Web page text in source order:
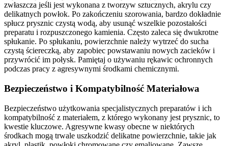
zwłaszcza jeśli jest wykonana z tworzyw sztucznych, akrylu czy
delikatnych powłok. Po zakończeniu szorowania, bardzo dokładnie
spłucz prysznic czystą wodą, aby usunąć wszelkie pozostałości
preparatu i rozpuszczonego kamienia. Często zaleca się dwukrotne
spłukanie. Po spłukaniu, powierzchnie należy wytrzeć do sucha
czystą ściereczką, aby zapobiec powstawaniu nowych zacieków i
przywrócić im połysk. Pamiętaj o używaniu rękawic ochronnych
podczas pracy z agresywnymi środkami chemicznymi.
Bezpieczeństwo i Kompatybilność Materiałowa
Bezpieczeństwo użytkowania specjalistycznych preparatów i ich
kompatybilność z materiałem, z którego wykonany jest prysznic, to
kwestie kluczowe. Agresywne kwasy obecne w niektórych
środkach mogą trwale uszkodzić delikatne powierzchnie, takie jak